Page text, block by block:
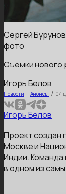
Сергей
фото
Съемки нового
Игорь Белов
Новости , Анонсы / 04
Игорь Белов
Проект создан
Москве и
Индии. Команда
в одном из